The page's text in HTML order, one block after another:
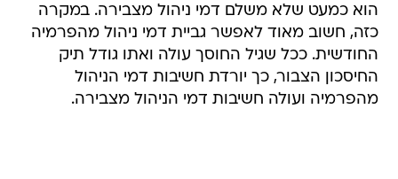
הוא כמעט שלא משלם דמי ניהול מצבירה. במקרה
כזה, חשוב מאוד לאפשר גביית דמי ניהול מהפרמיה
החודשית. ככל שגיל החוסך עולה ואתו גודל תיק
החיסכון הצבור, כך יורדת חשיבות דמי הניהול
מהפרמיה ועולה חשיבות דמי הניהול מצבירה.